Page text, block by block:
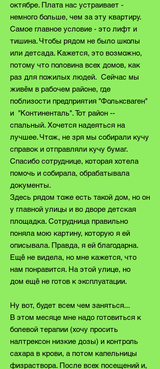
октябре. Плата нас устраивает -
немного больше, чем за эту квартиру.
Самое главное условие - это лифт и
тишина. Чтобы рядом не было школы
или детсада. Кажется, это возможно,
потому что половина всех домов, как
раз для пожилых людей. Сейчас мы
живём в рабочем районе, где
поблизости предприятия "Фольксваген"
и "Континенталь". Тот район --
спальный. Хочется надеяться на
лучшее. Чтож, не зря мы собирали кучу
справок и отправляли кучу бумаг.
Спасибо сотруднице, которая хотела
помочь и собирала, обрабатывала
документы.
Здесь рядом тоже есть такой дом, но он
у главной улицы и во дворе детская
площадка. Сотрудница правильно
поняла мою картину, которую я ей
описывала. Правда, я ей благодарна.
Ещё не видела, но мне кажется, что
нам понравится. На этой улице, но
дом ещё не готов к эксплуатации.
Ну вот, будет всем чем заняться...
В этом месяце мне надо готовиться к
болевой терапии (хочу просить
налтрексон низкие дозы) и контроль
сахара в крови, а потом капельницы
физраствора. После всех посещений и,